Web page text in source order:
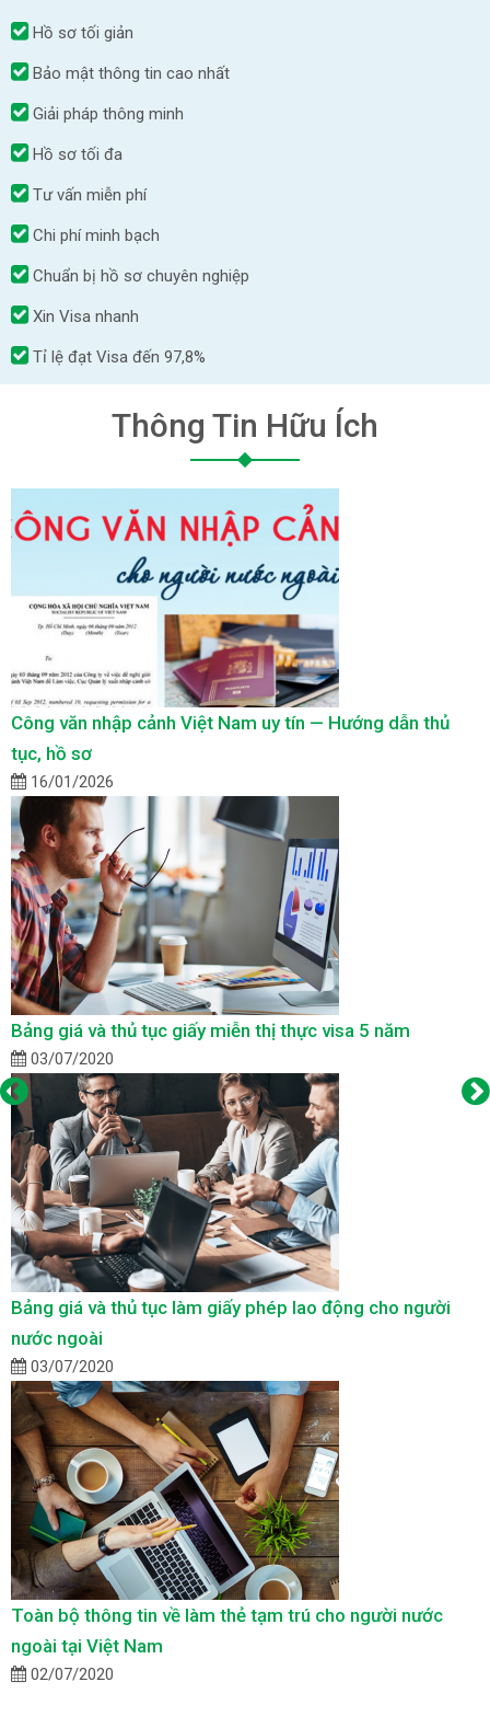
Hồ sơ tối giản
Bảo mật thông tin cao nhất
Giải pháp thông minh
Hồ sơ tối đa
Tư vấn miễn phí
Chi phí minh bạch
Chuẩn bị hồ sơ chuyên nghiệp
Xin Visa nhanh
Tỉ lệ đạt Visa đến 97,8%
Thông Tin Hữu Ích
Công văn nhập cảnh Việt Nam uy tín — Hướng dẫn thủ
tục, hồ sơ
16/01/2026
Bảng giá và thủ tục giấy miễn thị thực visa 5 năm
03/07/2020
Bảng giá và thủ tục làm giấy phép lao động cho người
nước ngoài
03/07/2020
Toàn bộ thông tin về làm thẻ tạm trú cho người nước
ngoài tại Việt Nam
02/07/2020